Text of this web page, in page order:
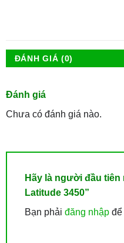
ĐÁNH GIÁ (0)
Đánh giá
Chưa có đánh giá nào.
Hãy là người đầu tiên
Latitude 3450”
Bạn phải đăng nhậpđể